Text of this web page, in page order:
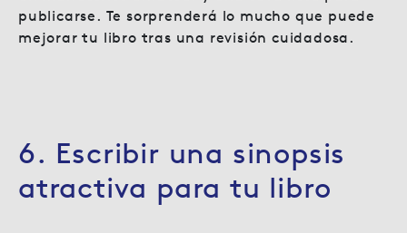
publicarse. Te sorprenderá lo mucho que puede
mejorar tu libro tras una revisión cuidadosa.
6. Escribir una sinopsis
atractiva para tu libro